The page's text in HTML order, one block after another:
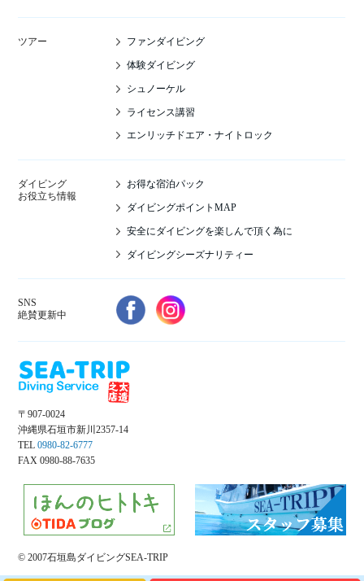
ツアー ファンダイビング
体験ダイビング
シュノーケル
ライセンス講習
エンリッチドエア・ナイトロック
ダイビング
お役立ち情報
お得な宿泊パック
ダイビングポイントMAP
安全にダイビングを楽しんで頂く為に
ダイビングシーズナリティー
SNS
絶賛更新中
〒907-0024
沖縄県石垣市新川2357-14
TEL 0980-82-6777
FAX 0980-88-7635
© 2007石垣島ダイビングSEA-TRIP